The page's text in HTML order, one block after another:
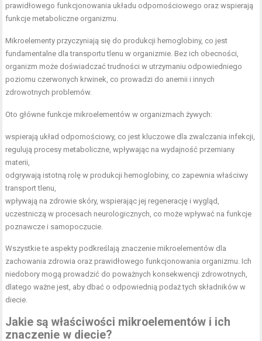
prawidłowego funkcjonowania układu odpornościowego oraz wspierają
funkcje metaboliczne organizmu.
Mikroelementy przyczyniają się do produkcji hemoglobiny, co jest
fundamentalne dla transportu tlenu w organizmie. Bez ich obecności,
organizm może doświadczać trudności w utrzymaniu odpowiedniego
poziomu czerwonych krwinek, co prowadzi do anemii i innych
zdrowotnych problemów.
Oto główne funkcje mikroelementów w organizmach żywych:
wspierają układ odpornościowy, co jest kluczowe dla zwalczania infekcji,
regulują procesy metaboliczne, wpływając na wydajność przemiany
materii,
odgrywają istotną rolę w produkcji hemoglobiny, co zapewnia właściwy
transport tlenu,
wpływają na zdrowie skóry, wspierając jej regenerację i wygląd,
uczestniczą w procesach neurologicznych, co może wpływać na funkcje
poznawcze i samopoczucie.
Wszystkie te aspekty podkreślają znaczenie mikroelementów dla
zachowania zdrowia oraz prawidłowego funkcjonowania organizmu. Ich
niedobory mogą prowadzić do poważnych konsekwencji zdrowotnych,
dlatego ważne jest, aby dbać o odpowiednią podaż tych składników w
diecie.
Jakie są właściwości mikroelementów i ich
znaczenie w diecie?